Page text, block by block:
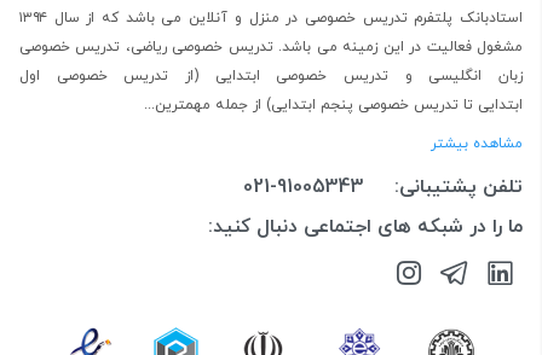
استادبانک پلتفرم تدریس خصوصی در منزل و آنلاین
می باشد که از سال ۱۳۹۴
مشغول فعالیت در این زمینه می باشد.تدریس خصوصی ریاضی، تدریس خصوصی
زبان انگلیسی و تدریس خصوصی ابتدایی (از
تدریس خصوصی اول
ابتدایی تا تدریس خصوصی پنجم ابتدایی) از جمله مهمترین...
مشاهده بیشتر
تلفن پشتیبانی:
021-91005343
ما را در شبکه های اجتماعی دنبال کنید: